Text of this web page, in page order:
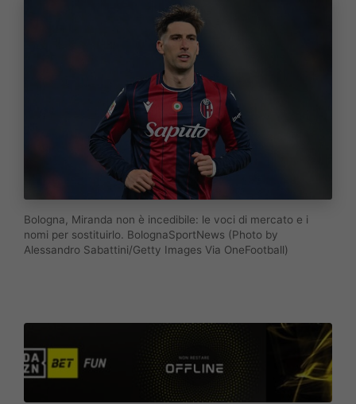
Bologna, Miranda non è incedibile: le voci di mercato e i
nomi per sostituirlo. BolognaSportNews (Photo by
Alessandro Sabattini/Getty Images Via OneFootball)